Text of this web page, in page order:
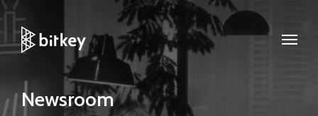
Newsroom